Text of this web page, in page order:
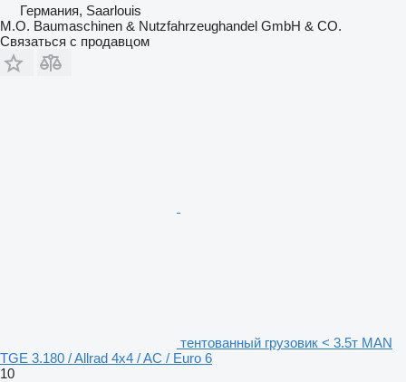
Германия, Saarlouis
M.O. Baumaschinen & Nutzfahrzeughandel GmbH & CO.
Связаться с продавцом
тентованный грузовик < 3.5т MAN
TGE 3.180 / Allrad 4x4 / AC / Euro 6
10